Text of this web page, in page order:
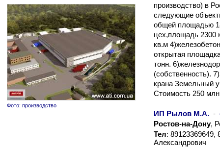
Фото: производство
производство) в
следующие
общей площадью
цех,площадь 2300
кв.м
открытая
тонн.
(собственность).
крана Земельный
Стоимость 250
ИП Рылов М.А. -
Ростов-на-Дону,
Тел:
Александрович